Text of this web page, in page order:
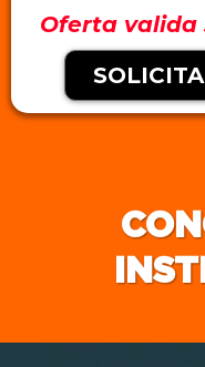
Oferta valida